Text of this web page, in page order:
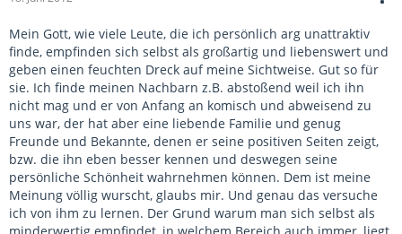
Mein Gott, wie viele Leute, die ich persönlich arg unattraktiv
finde, empfinden sich selbst als großartig und liebenswert und
geben einen feuchten Dreck auf meine Sichtweise. Gut so für
sie. Ich finde meinen Nachbarn z.B. abstoßend weil ich ihn
nicht mag und er von Anfang an komisch und abweisend zu
uns war, der hat aber eine liebende Familie und genug
Freunde und Bekannte, denen er seine positiven Seiten zeigt,
bzw. die ihn eben besser kennen und deswegen seine
persönliche Schönheit wahrnehmen können. Dem ist meine
Meinung völlig wurscht, glaubs mir. Und genau das versuche
ich von ihm zu lernen. Der Grund warum man sich selbst als